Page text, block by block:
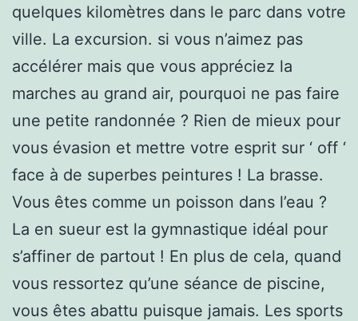
quelques kilomètres dans le parc dans votre
ville. La excursion. si vous n’aimez pas
accélérer mais que vous appréciez la
marches au grand air, pourquoi ne pas faire
une petite randonnée ? Rien de mieux pour
vous évasion et mettre votre esprit sur ‘ off ‘
face à de superbes peintures ! La brasse.
Vous êtes comme un poisson dans l’eau ?
La en sueur est la gymnastique idéal pour
s’affiner de partout ! En plus de cela, quand
vous ressortez qu’une séance de piscine,
vous êtes abattu puisque jamais. Les sports